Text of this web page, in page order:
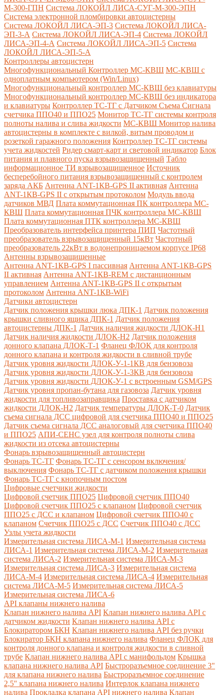
М-300-ГПН Система ЛОКОЙЛ ЛИСА-СУГ-М-300-ЭПН
Система электронной пломбировки автоцистерны
Система ЛОКОЙЛ ЛИСА-ЭП-3 Система ЛОКОЙЛ ЛИСА-
ЭП-3-А Система ЛОКОЙЛ ЛИСА-ЭП-4 Система ЛОКОЙЛ
ЛИСА-ЭП-4-А Система ЛОКОЙЛ ЛИСА-ЭП-5 Система
ЛОКОЙЛ ЛИСА-ЭП-5-А
Контроллеры автоцистерн
Многофункциональный Контроллер МС-КВШ МС-КВШ с
одноплатным компьютером (Win/Linux)
Многофункциональный контроллер МС-КВШ без клавиатуры
Многофункциональный контроллер МС-КВШ без индикатора
и клавиатуры Контроллер ТС-ТГ с Датчиком Съема Сигнала
счетчика ППО40 и ППО25 Монитор ТС-ТГ системы контроля
полноты налива и слива жидкости МС-КВШ Монитор налива
автоцистерны в комплекте с вилкой, витым проводом и
розеткой гаражного положения Контроллер ТС-ТГ системы
учета жидкостей Ридер смарт-карт и световой индикатор Блок
питания и плавного пуска взрывозащищенный Табло
информационное ТИ взрывозащищенное Источник
бесперебойного питания взрывозащищенный с контролем
заряда АКБ Антенна ANT-1КВ-GPS II активная Антенна
ANT-1КВ-GPS II с открытым протоколом Модуль ввода
датчиков МВД Плата коммутационная ПК контроллера МС-
КВШ Плата коммутационная ПЧК контроллера МС-КВШ
Плата коммутационная ПТК контроллера МС-КВШ
Преобразователь интерфейса принтера ПИП Частотный
преобразователь взрывозащищенный 15кВт Частотный
преобразователь 22кВт в водонепроницаемом корпусе IP68
Антенны взрывозащищенные
Антенна ANT-1КВ-GPS I пассивная Антенна ANT-1КВ-GPS
II активная Антенна ANT-1КВ-REM c дистанционным
управлением Антенна ANT-1КВ-GPS II с открытым
протоколом Антенна ANT-1КВ-WiFi
Датчики автоцистерн
Датчик положения крышки люка ДПК-1 Датчик положения
крышки сливного ящика ДПК-1 Датчик положения
автоцистерны ДПК-1 Датчик наличия жидкости ДЛОК-Н1
Датчик наличия жидкости ДЛОК-Н2 Датчик положения
донного клапана ДЛОК-Т-1 Фланец ФЛОК для контроля
донного клапана и контроля жидкости в сливной трубе
Датчик уровня жидкости ДЛОК-У-1-1КВ для бензовоза
Датчик уровня жидкости ДЛОК-У-1-3КВ для бензовоза
Датчик уровня жидкости ДЛОК-У-1 с встроенным GSM/GPS
Датчик уровня пропан-бутана для газовоза Датчик уровня
жидкости для топливозаправщика Проставка с датчиком
жидкости ДЛОК-Н2 Датчик температуры ДЛОК-Т-0 Датчик
съема сигнала ДСС цифровой для счетчика ППО40 и ППО25
Датчик съема сигнала ДСС аналоговый для счетчика ППО40
и ППО25 АПИ-СЕНС узел для контроля полноты слива
жидкости из отсека автоцистерны
Фонарь взрывозащищенный автоцистерн
Фонарь ТС-ТГ Фонарь ТС-ТГ с сенсором включения/
выключения Фонарь ТС-ТГ с датчиком положения крышки
Фонарь ТС-ТГ с кнопочным постом
Цифровые счетчики жидкости
Цифровой счетчик ППО25 Цифровой счетчик ППО40
Цифровой счетчик ППО25 с клапаном Цифровой счетчик
ППО25 с ДСС и клапаном Цифровой счетчик ППО40 с
клапаном Счетчик ППО25 с ДСС Счетчик ППО40 с ДСС
Узлы учета жидкости
Измерительная система ЛИСА-М-1 Измерительная система
ЛИСА-1 Измерительная система ЛИСА-М-2 Измерительная
система ЛИСА-2 Измерительная система ЛИСА-М-3
Измерительная система ЛИСА-3 Измерительная система
ЛИСА-М-4 Измерительная система ЛИСА-4 Измерительная
система ЛИСА-М-5 Измерительная система ЛИСА-5
Измерительная система ЛИСА-6
API клапаны нижнего налива
Клапан нижнего налива API Клапан нижнего налива API с
датчиком жидкости Клапан нижнего налива API с
Блокиратором БКН Клапан нижнего налива API без ручки
Блокиратор БКН клапана нижнего налива Фланец ФЛОК для
контроля донного клапана и контроля жидкости в сливной
трубе Клапан нижнего налива API с манифольдом Крышка
клапана нижнего налива API Быстроразъемное соединение 3"
для клапана нижнего налива Быстроразъемное соединение
2,5" клапана нижнего налива Интерлок клапана нижнего
налива Прокладка клапана API нижнего налива Клапан